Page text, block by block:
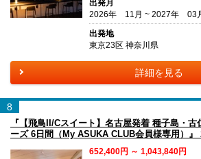
出発月
2026年 11月 ~ 2027年 03
出発地
東京23区 神奈川県
詳細を見る
8
『【飛鳥II/Cスイート】名古屋発着 種子島・
ーズ 6日間（My ASUKA CLUB会員様専用）』
652,400円 ～ 1,043,840円